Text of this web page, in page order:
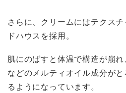
さらに、クリームにはテクス
ドハウスを採用。
肌にのばすと体温で構造が崩れ
などのメルティオイル成分が
るようになっています。